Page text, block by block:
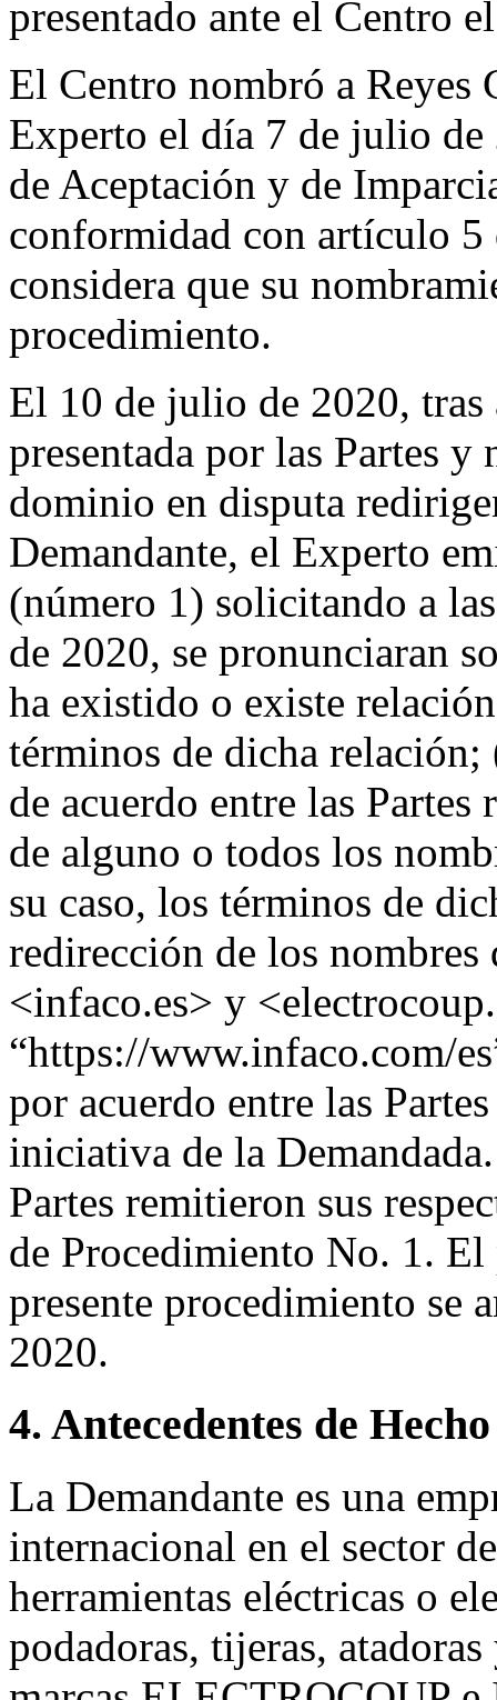
presentado ante el Centro
El Centro nombró a Reyes
Experto el día 7 de julio
de Aceptación y de
conformidad con artículo
considera que su
procedimiento.
El 10 de julio de 2020,
presentada por las Partes
dominio en disputa
Demandante, el Experto
(número 1) solicitando a
de 2020, se pronunciaran
ha existido o existe
términos de dicha
de acuerdo entre las
de alguno o todos los
su caso, los términos de
redirección de los
<infaco.es> y
“https://www.infaco.com/
por acuerdo entre las
iniciativa de la
Partes remitieron sus
de Procedimiento No. 1.
presente procedimiento se
2020.
4. Antecedentes de Hecho
La Demandante es una
internacional en el sector
herramientas eléctricas o
podadoras, tijeras,